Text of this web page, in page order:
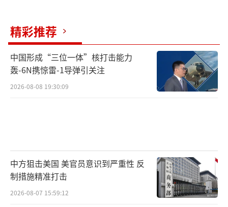
精彩推荐
中国形成“三位一体”核打击能力
轰-6N携惊雷-1导弹引关注
2026-08-08 19:30:09
中方狙击美国 美官员意识到严重性 反
制措施精准打击
2026-08-07 15:59:12